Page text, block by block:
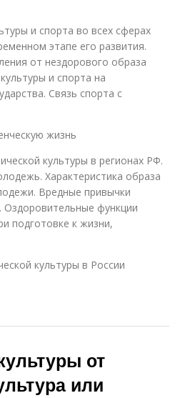
и спорта во всех сферах
этапе его развития.
от нездорового образа
и спорта на
Связь спорта с
жизнь
культуры в регионах РФ.
Характеристика образа
Вредные привычки
функции
подготовке к жизни,
культуры в России
от
или